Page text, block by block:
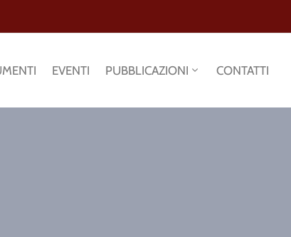
EVENTI PUBBLICAZIONI CONTATTI